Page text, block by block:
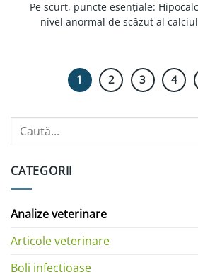
CATEGORII
Analize veterinare
Articole veterinare
Boli infectioase
Pe scurt, puncte esențiale:
nivel anormal de scăzut al
1 2 3 4